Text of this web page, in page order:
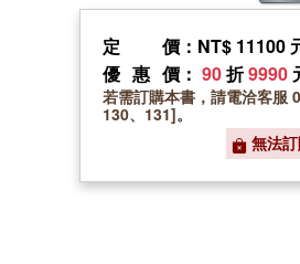
定價 ：NT$ 11100
優惠價 ： 90折9990
若需訂購本書，請電洽客服
130、131]。
無法